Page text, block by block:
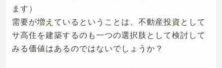
ます）
需要が増えているということは、不動産投資として
サ高住を建築するのも一つの選択肢として検討して
みる価値はあるのではないでしょうか？